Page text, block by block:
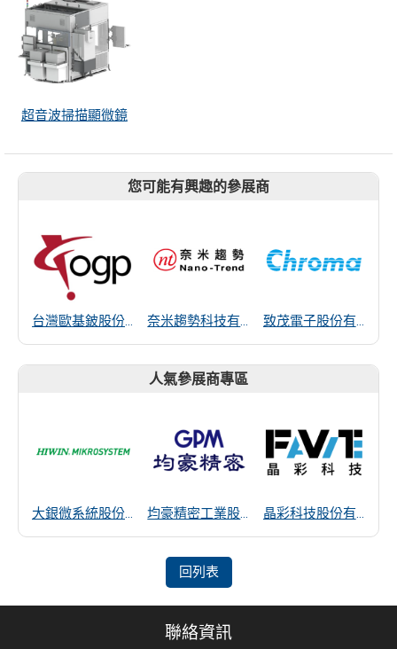
超音波掃描顯微鏡
您可能有興趣的參展商
台灣歐基鈹股份有限公司 奈米趨勢科技有限公司 致茂電子股份有限公司
人氣參展商專區
大銀微系統股份有限公司 均豪精密工業股份有限公司 晶彩科技股份有限公司
回列表
聯絡資訊